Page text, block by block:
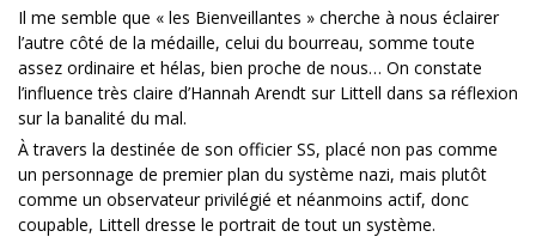
Il me semble que « les Bienveillantes » cherche à nous éclairer
l’autre côté de la médaille, celui du bourreau, somme toute
assez ordinaire et hélas, bien proche de nous… On constate
l’influence très claire d’Hannah Arendt sur Littell dans sa réflexion
sur la banalité du mal.
À travers la destinée de son officier SS, placé non pas comme
un personnage de premier plan du système nazi, mais plutôt
comme un observateur privilégié et néanmoins actif, donc
coupable, Littell dresse le portrait de tout un système.